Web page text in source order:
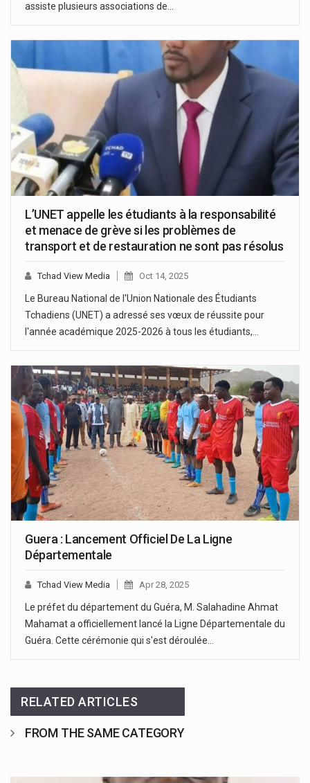
assiste plusieurs associations de…
L’UNET appelle les étudiants à la responsabilité
et menace de grève si les problèmes de
transport et de restauration ne sont pas résolus
Tchad View Media Oct 14, 2025
Le Bureau National de l'Union Nationale des Étudiants
Tchadiens (UNET) a adressé ses vœux de réussite pour
l'année académique 2025-2026 à tous les étudiants,…
Guera : Lancement Officiel De La Ligne
Départementale
Tchad View Media Apr 28, 2025
Le préfet du département du Guéra, M. Salahadine Ahmat
Mahamat a officiellement lancé la Ligne Départementale du
Guéra. Cette cérémonie qui s'est déroulée…
RELATED ARTICLES
FROM THE SAME CATEGORY